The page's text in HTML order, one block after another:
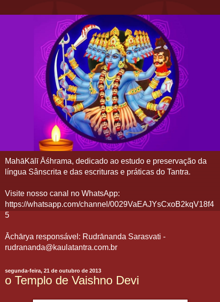
MahāKālī Āśhrama, dedicado ao estudo e preservação da
língua Sânscrita e das escrituras e práticas do Tantra.
Visite nosso canal no WhatsApp:
https://whatsapp.com/channel/0029VaEAJYsCxoB2kqV18f4
5
Āchārya responsável: Rudrānanda Sarasvati -
rudrananda@kaulatantra.com.br
segunda-feira, 21 de outubro de 2013
o Templo de Vaishno Devi